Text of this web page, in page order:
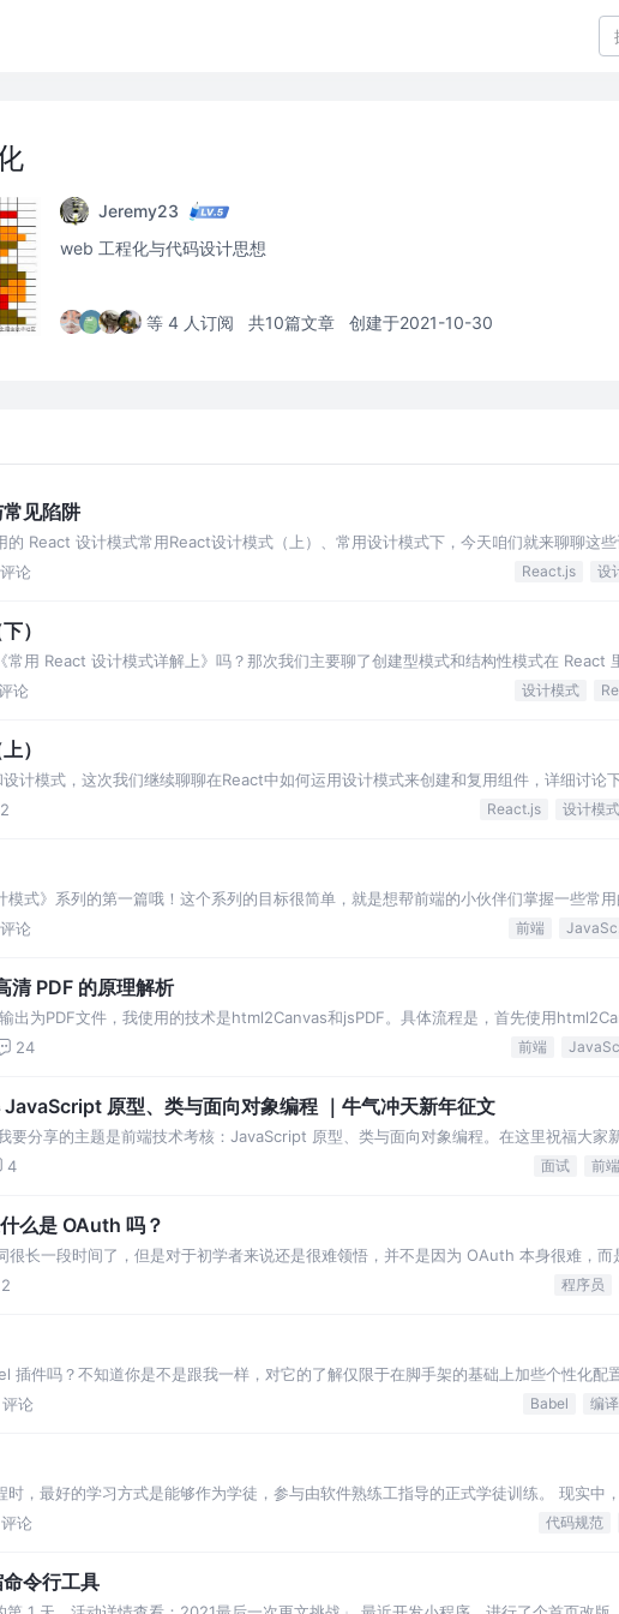
Jeremy23
web 工程化与代码设计思想
等 4 人订阅 共10篇文章 创建于2021-10-30
见陷阱
的 React 设计模式常用React设计模式（上）、常用设计模式下，今天咱们就来聊聊这些
常见坑。 2. 最佳实践 2
评论 React.js 设
）
常用 React 设计模式详解上》吗？那次我们主要聊了创建型模式和结构性模式在 React
要讨论提供者模式和组件的受控
论 设计模式
）
计模式，这次我们继续聊聊在React中如何运用设计模式来创建和复用组件，详细讨论
组件和展示组件这对好搭档，还有 H
2 React.js 设计模式
式》系列的第一篇哦！这个系列的目标很简单，就是想帮前端的小伙伴们掌握一些常
逻辑、拆分组件、组件间通信等开发
评论 前端
PDF 的原理解析
出为PDF文件，我使用的技术是html2Canvas和jsPDF。具体流程是，首先使用
中进行输
24 前端
原型、类与面向对象编程 ｜牛气冲天新年征文
要分享的主题是前端技术考核：JavaScript 原型、类与面向对象编程。在这里祝福大家
好的自己。 如果有人向你请教「原型」这两个字是什么意思，你会怎么解释呢？不同领
4 面试 前端
么是 OAuth 吗？
长一段时间了，但是对于初学者来说还是很难领悟，并不是因为 OAuth 本身很难，而
惑。因此我写了这篇文章来解释 为什么以及如何以非常简单的方式使用 OAuth！ 在进
2 程序员
插件吗？不知道你是不是跟我一样，对它的了解仅限于在脚手架的基础上加些个性化配
用可在目标浏览器中正常
评论 Babel 编
，最好的学习方式是能够作为学徒，参与由软件熟练工指导的正式学徒训练。 现实中
直埋头苦干，编写代码时缺乏思考。
评论 代码规范
令行工具